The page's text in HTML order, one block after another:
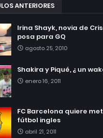
ANTERIORES
Irina Shayk, novia de
posa para GQ
agosto 25, 2010
Shakira y Piqué, ¿ un
enero 16, 2011
FC Barcelona quiere
fútbol ingles
abril 21, 2011